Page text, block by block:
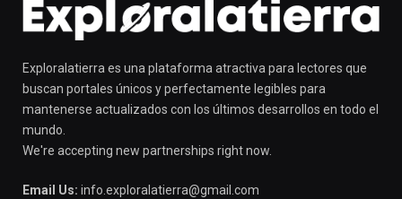
Exploralatierra es una plataforma atractiva para lectores que
buscan portales únicos y perfectamente legibles para
mantenerse actualizados con los últimos desarrollos en todo el
mundo.
We're accepting new partnerships right now.
Email Us: info.exploralatierra@gmail.com